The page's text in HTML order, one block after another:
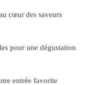
cœur des saveurs
pour une dégustation
entrée favorite